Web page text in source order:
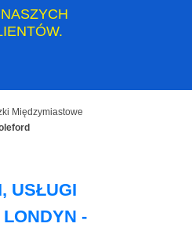
Międzymiastowe
USŁUGI
-